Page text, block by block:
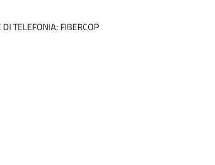
TELEFONIA: FIBERCOP